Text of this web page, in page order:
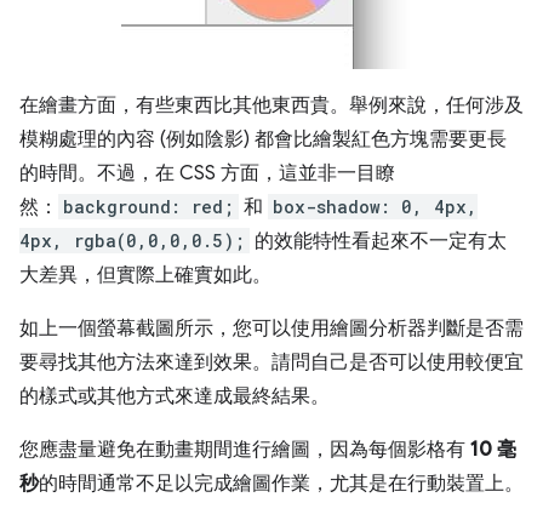
在繪畫方面，有些東西比其他東西貴。舉例來說，任何涉及
模糊處理的內容 (例如陰影) 都會比繪製紅色方塊需要更長
的時間。不過，在 CSS 方面，這並非一目瞭
然：
background: red; 和 box-shadow: 0, 4px,
4px, rgba(0,0,0,0.5);
的效能特性看起來不一定有太
大差異，但實際上確實如此。
如上一個螢幕截圖所示，您可以使用繪圖分析器判斷是否需
要尋找其他方法來達到效果。請問自己是否可以使用較便宜
的樣式或其他方式來達成最終結果。
您應盡量避免在動畫期間進行繪圖，因為每個影格有 10 毫
秒的時間通常不足以完成繪圖作業，尤其是在行動裝置上。